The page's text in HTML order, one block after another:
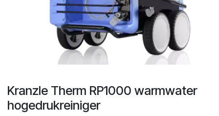
Kranzle Therm RP1000 warmwater
hogedrukreiniger